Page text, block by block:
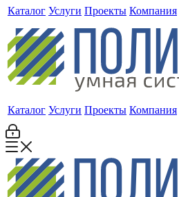
Каталог Услуги Проекты Компания
Каталог Услуги Проекты Компания